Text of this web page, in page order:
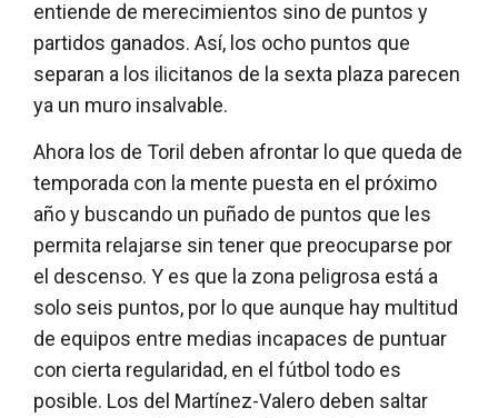
entiende de merecimientos sino de puntos y
partidos ganados. Así, los ocho puntos que
separan a los ilicitanos de la sexta plaza parecen
ya un muro insalvable.
Ahora los de Toril deben afrontar lo que queda de
temporada con la mente puesta en el próximo
año y buscando un puñado de puntos que les
permita relajarse sin tener que preocuparse por
el descenso. Y es que la zona peligrosa está a
solo seis puntos, por lo que aunque hay multitud
de equipos entre medias incapaces de puntuar
con cierta regularidad, en el fútbol todo es
posible. Los del Martínez-Valero deben saltar